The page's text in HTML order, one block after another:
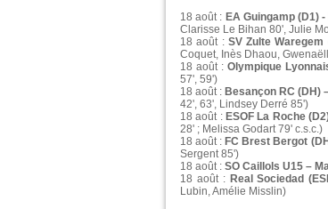
18 août : EA Guingamp (D1)
Clarisse Le Bihan 80', Julie
18 août : SV Zulte
Coquet, Inès Dhaou,
18 août : Olympique
57', 59')
18 août : Besançon RC (DH)
42', 63', Lindsey Derré 85')
18 août : ESOF La Roche
28' ; Melissa Godart 79' c.s.c.)
18 août : FC Brest Bergot
Sergent 85')
18 août : SO Caillols U15 –
18 août : Real Sociedad
Lubin, Amélie Misslin)